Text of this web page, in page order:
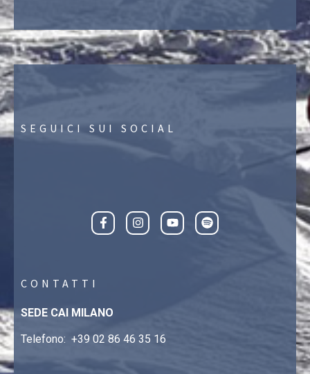
SEGUICI SUI SOCIAL
CONTATTI
SEDE CAI MILANO
Telefono: +39 02 86 46 35 16